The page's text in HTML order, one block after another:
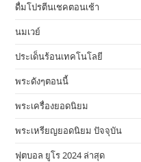
ดื่มโปรตีนเชคตอนเช้า
นมเวย์
ประเด็นร้อนเทคโนโลยี
พระดังๆตอนนี้
พระเครื่องยอดนิยม
พระเหรียญยอดนิยม ปัจจุบัน
ฟุตบอล ยูโร 2024 ล่าสุด